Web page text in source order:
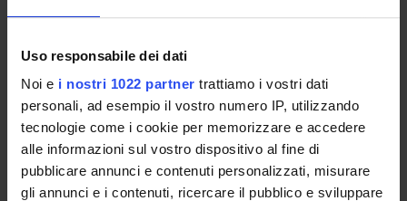
Uso responsabile dei dati
Noi e i nostri 1022 partner trattiamo i vostri dati
personali, ad esempio il vostro numero IP, utilizzando
tecnologie come i cookie per memorizzare e accedere
alle informazioni sul vostro dispositivo al fine di
pubblicare annunci e contenuti personalizzati, misurare
gli annunci e i contenuti, ricercare il pubblico e sviluppare
interpretare meccanicisticamente alcune loro attività
ENTI FINANZIATORI:
Ministero dell'Istruzione dell'Università e della Ricerca
assegnato e gestito dal Dipartimento
Programma:COFIN - Progetti di Ricerca di Interesse